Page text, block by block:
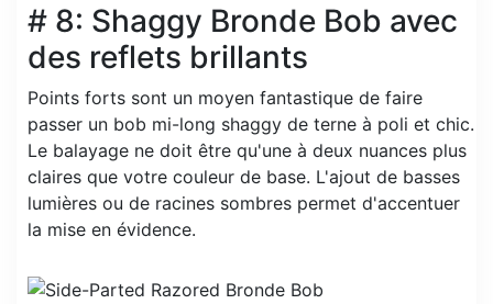
# 8: Shaggy Bronde Bob avec
des reflets brillants
Points forts sont un moyen fantastique de faire
passer un bob mi-long shaggy de terne à poli et chic.
Le balayage ne doit être qu'une à deux nuances plus
claires que votre couleur de base. L'ajout de basses
lumières ou de racines sombres permet d'accentuer
la mise en évidence.